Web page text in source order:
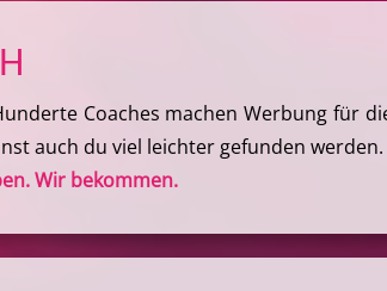
Coaches machen Werbung für
auch du viel leichter gefunden werden.
Wir bekommen.